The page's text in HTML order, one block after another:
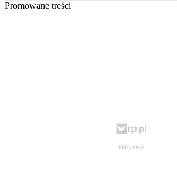
Promowane treści